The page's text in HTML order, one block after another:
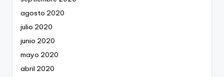
agosto 2020
julio 2020
junio 2020
mayo 2020
abril 2020